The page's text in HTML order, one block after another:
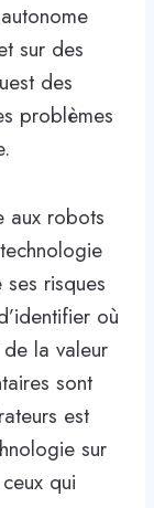
sur des
des
problèmes
aux robots
risques
où
la valeur
sont
est
sur
qui